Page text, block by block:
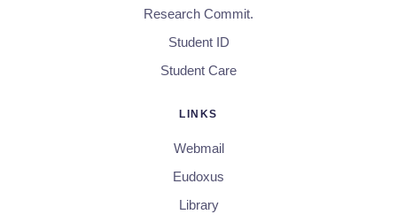
Research Commit.
Student ID
Student Care
LINKS
Webmail
Eudoxus
Library